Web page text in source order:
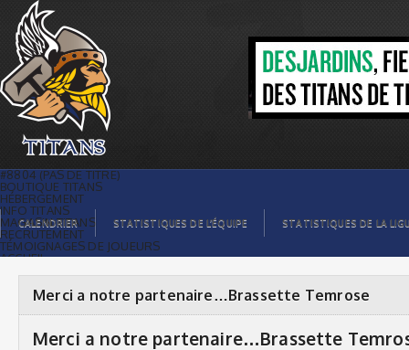
Merci a notre partenaire…Brassette
Temrose | Titans de témiscaming
#8804 (PAS DE TITRE)
BOUTIQUE TITANS
HÉBERGEMENT
INFO TITANS
MAGASIN TITANS
RECRUTEMENT
TÉMOIGNAGES DE JOUEURS
ACCUEIL
GALERIE PHOTOS
STATISTIQUES
ORGANISATION
CALENDRIER
CALENDRIER STATISTIQUES DE L’ÉQUIPE STATISTIQUES DE LA
Merci a notre partenaire…Brassette Temrose
Merci a notre partenaire…Brassette